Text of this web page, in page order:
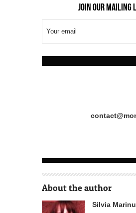
Join our mailing
About the author
Silvia